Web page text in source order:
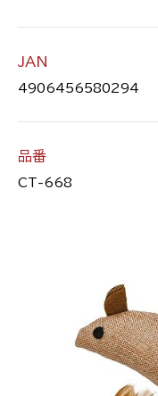
JAN
4906456580294
品番
CT-668